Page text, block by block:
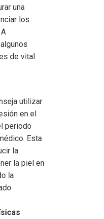
una
los
de vital
utilizar
en el
periodo
Esta
la
la piel en
la